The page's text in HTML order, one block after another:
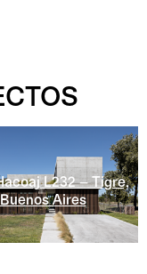
L232 – Tigre,
Buenos Aires